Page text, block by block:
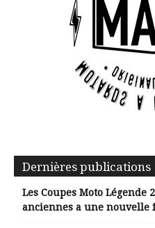
Dernières publications
Les Coupes Moto Légende
anciennes a une nouvelle